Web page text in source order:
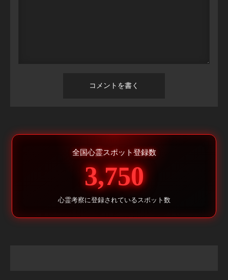
全国心霊スポット登録数
3,750
心霊考察に登録されているスポット数